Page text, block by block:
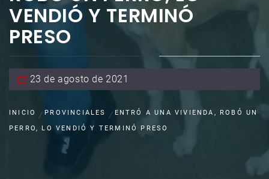
VENDIÓ Y TERMINÓ
PRESO
23 de agosto de 2021
INICIO PROVINCIALES
ENTRÓ A UNA VIVIENDA, ROBÓ UN
PERRO, LO VENDIÓ Y TERMINÓ PRESO